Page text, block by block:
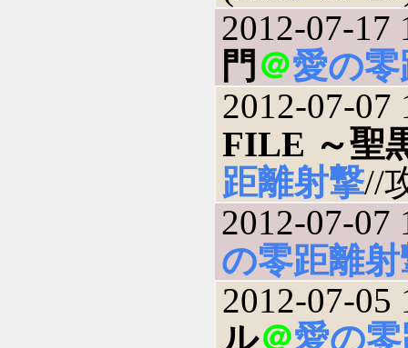
2012-07-17
門 ＠愛の
2012-07-07
FILE ～聖
距離射撃//
2012-07-07
の零距離射
2012-07-05
ル＠愛の